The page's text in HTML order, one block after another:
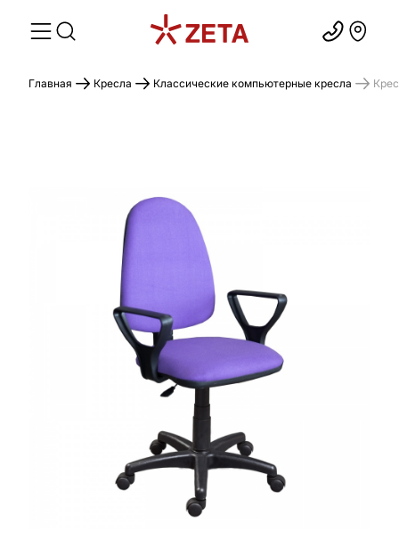
Главная Кресла Классические компьютерные кресла